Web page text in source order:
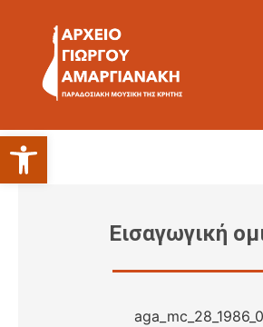
Ανοίξτε τη γραμμή εργαλείων
Εισαγωγική